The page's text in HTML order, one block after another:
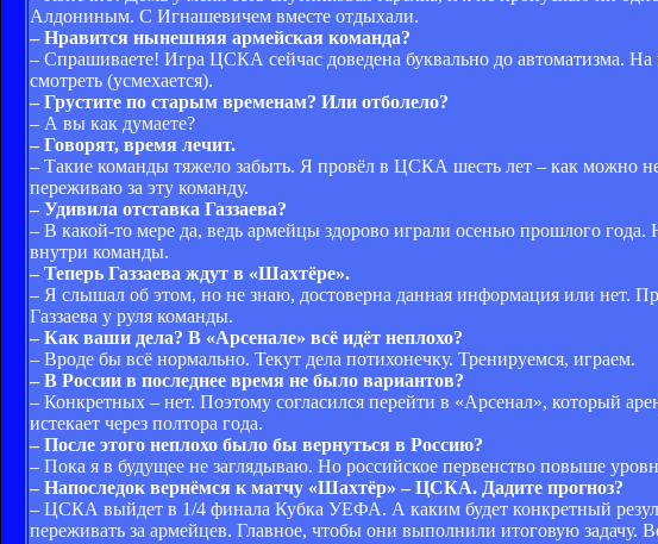
Алдониным. С Игнашевичем вместе отдыхали.
– Нравится нынешняя армейская команда?
– Спрашиваете! Игра ЦСКА сейчас доведена буквально до автоматизма.
смотреть (усмехается).
– Грустите по старым временам? Или отболело?
– А вы как думаете?
– Говорят, время лечит.
– Такие команды тяжело забыть. Я провёл в ЦСКА шесть лет – как можно
переживаю за эту команду.
– Удивила отставка Газзаева?
– В какой-то мере да, ведь армейцы здорово играли осенью прошлого
внутри команды.
– Теперь Газзаева ждут в «Шахтёре».
– Я слышал об этом, но не знаю, достоверна данная информация или нет.
Газзаева у руля команды.
– Как ваши дела? В «Арсенале» всё идёт неплохо?
– Вроде бы всё нормально. Текут дела потихонечку. Тренируемся, играем.
– В России в последнее время не было вариантов?
– Конкретных – нет. Поэтому согласился перейти в «Арсенал», который
истекает через полтора года.
– После этого неплохо было бы вернуться в Россию?
– Пока я в будущее не заглядываю. Но российское первенство повыше
– Напоследок вернёмся к матчу «Шахтёр» – ЦСКА. Дадите прогноз?
– ЦСКА выйдет в 1/4 финала Кубка УЕФА. А каким будет конкретный
переживать за армейцев. Главное, чтобы они выполнили итоговую задачу.